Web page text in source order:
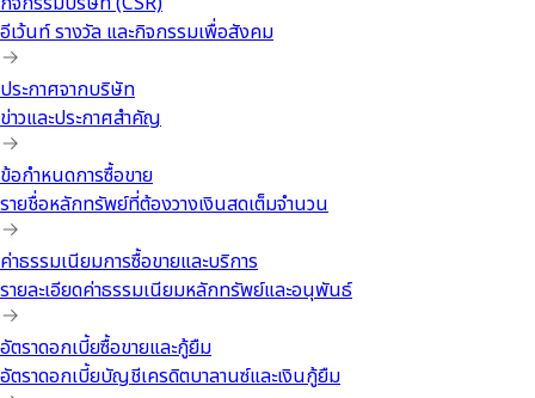
อีเว้นท์ รางวัล และกิจกรรมเพื่อสังคม
ประกาศจากบริษัท
ข่าวและประกาศสำคัญ
ข้อกำหนดการซื้อขาย
รายชื่อหลักทรัพย์ที่ต้องวางเงินสดเต็มจำนวน
ค่าธรรมเนียมการซื้อขายและบริการ
รายละเอียดค่าธรรมเนียมหลักทรัพย์และอนุพันธ์
อัตราดอกเบี้ยซื้อขายและกู้ยืม
อัตราดอกเบี้ยบัญชีเครดิตบาลานซ์และเงินกู้ยืม